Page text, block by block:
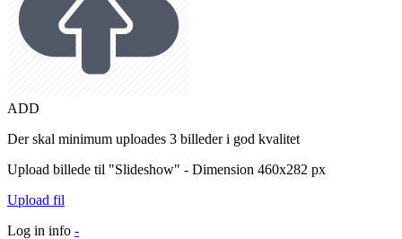
ADD
Der skal minimum uploades 3 billeder i god kvalitet
Upload billede til "Slideshow" - Dimension 460x282 px
Upload fil
Log in info -